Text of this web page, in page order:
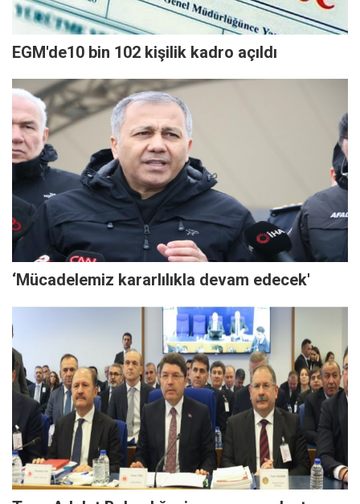
EGM'de10 bin 102 kişilik kadro açıldı
‘Mücadelemiz kararlılıkla devam edecek'